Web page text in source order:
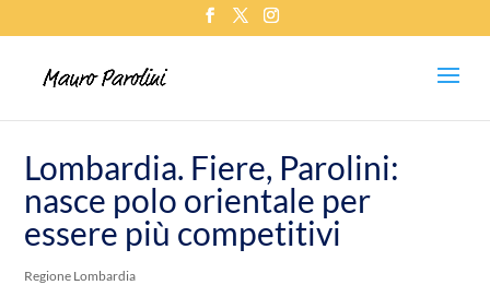
Lombardia. Fiere, Parolini:
nasce polo orientale per
essere più competitivi
Regione Lombardia